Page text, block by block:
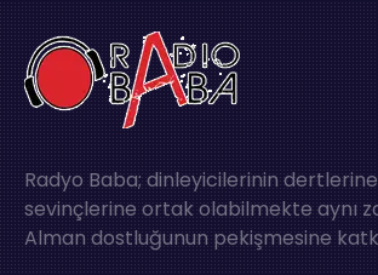
Radyo Baba; dinleyicilerinin
sevinçlerine ortak olabilmekte aynı
Alman dostluğunun pekişmesine